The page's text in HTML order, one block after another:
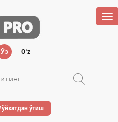
Ўз Oʻz
ўтиш